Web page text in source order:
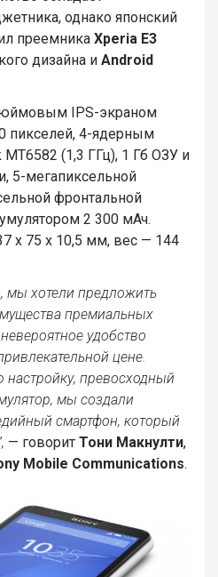
однако японский
преемника Xperia E3
дизайна и Android
IPS-экраном
пикселей, 4-ядерным
(1,3 ГГц), 1 Гб ОЗУ и
5-мегапиксельной
фронтальной
2 300 мАч.
х 75 х 10,5 мм, вес — 144
мы хотели предложить
премиальных
удобство
цене.
превосходный
мы создали
смартфон, который
— говорит Тони Макнулти,
Mobile Communications.